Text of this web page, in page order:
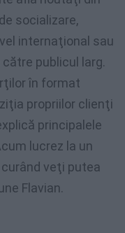
de socializare,
internaţional sau
către publicul larg.
în format
propriilor clienţi
principalele
lucrez la un
curând veţi putea
Flavian.